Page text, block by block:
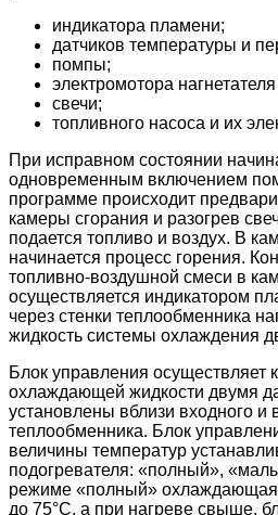
индикатора пламени;
датчиков температуры и
помпы;
электромотора
свечи;
топливного насоса и их
При исправном состоянии
одновременным включением
программе происходит
камеры сгорания и разогрев
подается топливо и воздух. В
начинается процесс горения.
топливно-воздушной смеси в
осуществляется индикатором
через стенки теплообменника
жидкость системы охлаждения
Блок управления осуществляет
охлаждающей жидкости двумя
установлены вблизи входного и
теплообменника. Блок
величины температур
подогревателя: «полный»,
режиме «полный» охлаждающая
до 75°C, а при нагреве свыше,